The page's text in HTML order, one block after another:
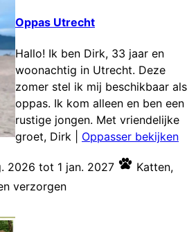
Oppas Utrecht
Hallo! Ik ben Dirk, 33 jaar en
woonachtig in Utrecht. Deze
zomer stel ik mij beschikbaar als
oppas. Ik kom alleen en ben een
rustige jongen. Met vriendelijke
groet, Dirk
Oppasser bekijken
2026 tot 1 jan. 2027 Katten,
verzorgen